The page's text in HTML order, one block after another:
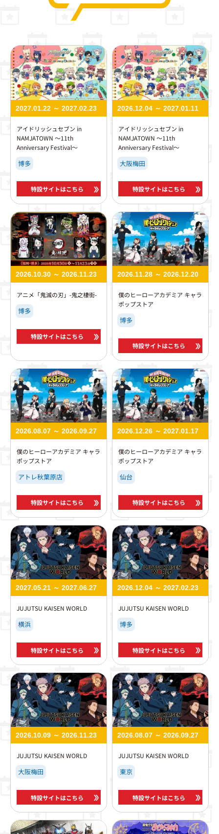
2027.01.22 ～ 2027.02.23
アイドリッシュセブン in
NAMJATOWN ～11th
Anniversary Festival～
博多
特設サイトはこちら
2026.12.04 ～ 2027.01.11
アイドリッシュセブン in
NAMJATOWN ～11th
Anniversary Festival～
大阪梅田
特設サイトはこちら
2026.10.30 ～ 2026.11.23
アニメ「鬼滅の刃」-鬼之棲街-
博多
特設サイトはこちら
2026.11.28 ～ 2026.12.20
僕のヒーローアカデミア キャラ
ポップストア
博多
特設サイトはこちら
2026.08.07 ～ 2026.09.27
僕のヒーローアカデミア キャラ
ポップストア
アトレ秋葉原店
特設サイトはこちら
2026.12.26 ～ 2027.01.17
僕のヒーローアカデミア キャラ
ポップストア
仙台
特設サイトはこちら
2027.05.21 ～ 2027.06.27
JUJUTSU KAISEN WORLD
横浜
特設サイトはこちら
2026.12.04 ～ 2027.02.23
JUJUTSU KAISEN WORLD
博多
特設サイトはこちら
2026.10.09 ～ 2026.11.23
JUJUTSU KAISEN WORLD
大阪梅田
特設サイトはこちら
2026.08.07 ～ 2026.09.27
JUJUTSU KAISEN WORLD
東京
特設サイトはこちら